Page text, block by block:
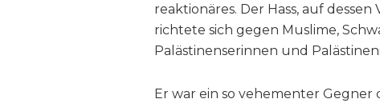
reaktionäres. Der Hass, auf
richtete sich gegen Muslime,
Palästinenserinnen und
Er war ein so vehementer